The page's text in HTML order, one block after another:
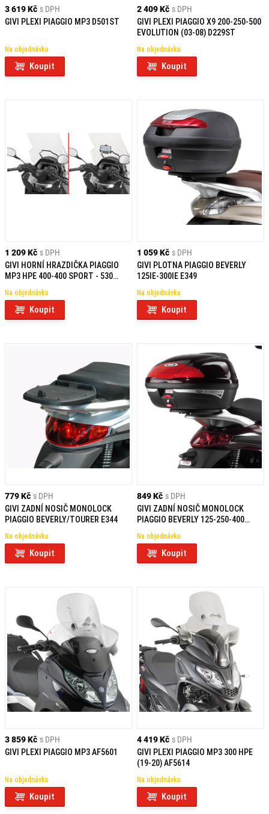
3 619 Kč s DPH
GIVI PLEXI PIAGGIO MP3 D501ST
Na objednávku
Koupit
2 409 Kč s DPH
GIVI PLEXI PIAGGIO X9 200-250-500
EVOLUTION (03-08) D229ST
Na objednávku
Koupit
1 209 Kč s DPH
GIVI HORNÍ HRAZDIČKA PIAGGIO
MP3 HPE 400-400 SPORT - 530
Na objednávku
Koupit
1 059 Kč s DPH
GIVI PLOTNA PIAGGIO BEVERLY
125IE-300IE E349
Na objednávku
Koupit
779 Kč s DPH
GIVI ZADNÍ NOSIČ MONOLOCK
PIAGGIO BEVERLY/TOURER E344
Na objednávku
Koupit
849 Kč s DPH
GIVI ZADNÍ NOSIČ MONOLOCK
PIAGGIO BEVERLY 125-250-400
Na objednávku
Koupit
3 859 Kč s DPH
GIVI PLEXI PIAGGIO MP3 AF5601
Na objednávku
Koupit
4 419 Kč s DPH
GIVI PLEXI PIAGGIO MP3 300 HPE
(19-20) AF5614
Na objednávku
Koupit